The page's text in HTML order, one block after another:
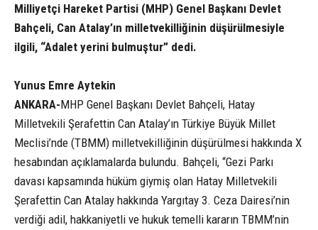
Milliyetçi Hareket Partisi (MHP) Genel Başkanı Devlet
Bahçeli, Can Atalay’ın milletvekilliğinin düşürülmesiyle
ilgili, “Adalet yerini bulmuştur” dedi.
Yunus Emre Aytekin
ANKARA-MHP Genel Başkanı Devlet Bahçeli, Hatay
Milletvekili Şerafettin Can Atalay’ın Türkiye Büyük Millet
Meclisi’nde (TBMM) milletvekilliğinin düşürülmesi hakkında X
hesabından açıklamalarda bulundu. Bahçeli, “Gezi Parkı
davası kapsamında hüküm giymiş olan Hatay Milletvekili
Şerafettin Can Atalay hakkında Yargıtay 3. Ceza Dairesi’nin
verdiği adil, hakkaniyetli ve hukuk temelli kararın TBMM’nin